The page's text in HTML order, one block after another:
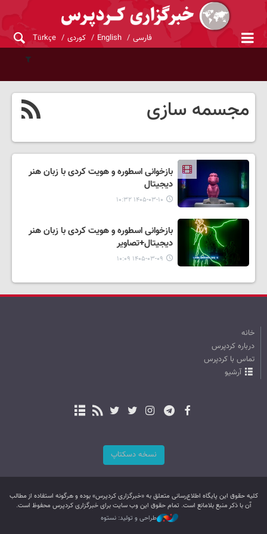
فارسی English کوردی Türkçe
مجسمه سازی
بازخوانی اسطوره و هویت کردی با زبان هنر
دیجیتال
۱۴۰۵-۰۳-۱۰ ۱۰:۳۲
بازخوانی اسطوره و هویت کردی با زبان هنر
دیجیتال+تصاویر
۱۴۰۵-۰۳-۰۹ ۱۰:۰۹
خانه
درباره کردپرس
تماس با کردپرس
آرشیو
نسخه دسکتاپ
کليه حقوق اين پایگاه اطلاع‌رسانی متعلق به «خبرگزاری کردپرس» بوده و هرگونه استفاده از مطالب
آن با ذکر منبع بلامانع است. تمام حقوق این وب سایت برای خبرگزاری کردپرس محفوظ است.
طراحی و تولید: نستوه